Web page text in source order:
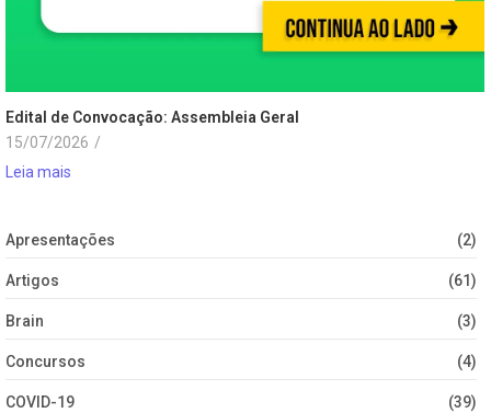
Edital de Convocação: Assembleia Geral
15/07/2026 /
Leia mais
Apresentações (2)
Artigos (61)
Brain (3)
Concursos (4)
COVID-19 (39)